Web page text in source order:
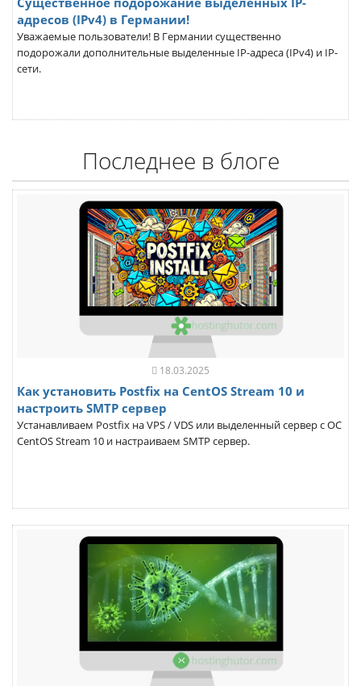
адресов (IPv4) в Германии!
Уважаемые пользователи! В Германии существенно
подорожали дополнительные выделенные IP-адреса (IPv4) и IP-
сети.
Последнее в блоге
18.03.2025
Как установить Postfix на CentOS Stream 10 и
настроить SMTP сервер
Устанавливаем Postfix на VPS / VDS или выделенный сервер с ОС
CentOS Stream 10 и настраиваем SMTP сервер.